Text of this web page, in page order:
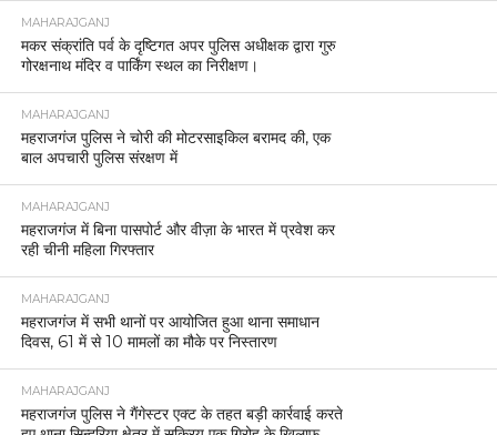
MAHARAJGANJ
मकर संक्रांति पर्व के दृष्टिगत अपर पुलिस अधीक्षक द्वारा गुरु
गोरक्षनाथ मंदिर व पार्किंग स्थल का निरीक्षण।
MAHARAJGANJ
महराजगंज पुलिस ने चोरी की मोटरसाइकिल बरामद की, एक
बाल अपचारी पुलिस संरक्षण में
MAHARAJGANJ
महराजगंज में बिना पासपोर्ट और वीज़ा के भारत में प्रवेश कर
रही चीनी महिला गिरफ्तार
MAHARAJGANJ
महराजगंज में सभी थानों पर आयोजित हुआ थाना समाधान
दिवस, 61 में से 10 मामलों का मौके पर निस्तारण
MAHARAJGANJ
महराजगंज पुलिस ने गैंगेस्टर एक्ट के तहत बड़ी कार्रवाई करते